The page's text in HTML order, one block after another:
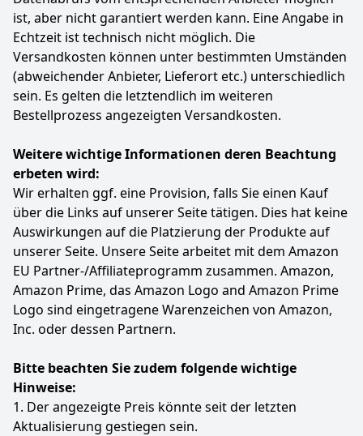
Farbe Hersteller Gewicht
Weinrot BEIBYE
6490 €
Anzeigen
ist, aber nicht garantiert werden kann. Eine Angabe in
Echtzeit ist technisch nicht möglich. Die
Versandkosten können unter bestimmten Umständen
(abweichender Anbieter, Lieferort etc.) unterschiedlich
sein. Es gelten die letztendlich im weiteren
Bestellprozess angezeigten Versandkosten.
Weitere wichtige Informationen deren Beachtung
erbeten wird:
Wir erhalten ggf. eine Provision, falls Sie einen Kauf
über die Links auf unserer Seite tätigen. Dies hat keine
Auswirkungen auf die Platzierung der Produkte auf
unserer Seite. Unsere Seite arbeitet mit dem Amazon
EU Partner-/Affiliateprogramm zusammen. Amazon,
Amazon Prime, das Amazon Logo and Amazon Prime
Logo sind eingetragene Warenzeichen von Amazon,
Inc. oder dessen Partnern.
Bitte beachten Sie zudem folgende wichtige
Hinweise:
1. Der angezeigte Preis könnte seit der letzten
Aktualisierung gestiegen sein.